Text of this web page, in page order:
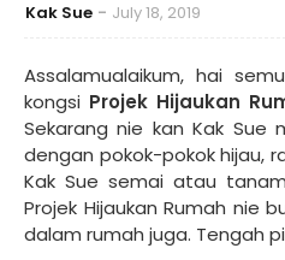
Kak Sue July 18, 2019
Assalamualaikum, hai
kongsi Projek Hijaukan
Sekarang nie kan Kak Sue
dengan pokok-pokok hijau,
Kak Sue semai atau
Projek Hijaukan Rumah nie
dalam rumah juga. Tengah